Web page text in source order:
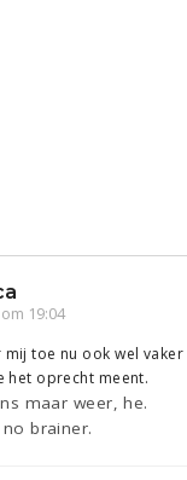
19:04
mij toe nu ook wel
het oprecht meent.
maar weer, he.
brainer.